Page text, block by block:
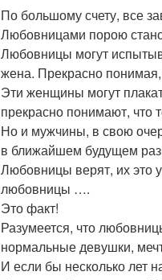
По большому счету, все
Любовницами порою
Любовницы могут
жена. Прекрасно понимая,
Эти женщины могут
прекрасно понимают, что
Но и мужчины, в свою
в ближайшем будущем
Любовницы верят, их это
любовницы ….
Это факт!
Разумеется, что
нормальные девушки,
И если бы несколько лет